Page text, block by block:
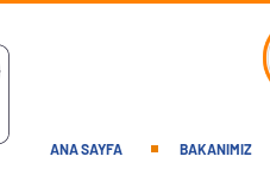
Main
ANA SAYFA BAKANIMIZ